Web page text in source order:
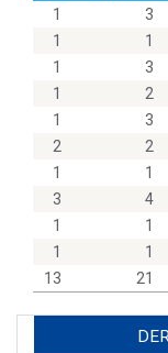
1
3
1
1
1
3
1
2
1
3
2
2
1
1
3
4
1
1
1
1
13
21